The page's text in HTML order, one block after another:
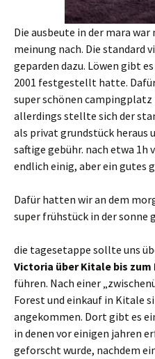
Die ausbeute in der mara
meinung nach. Die standard
geparden dazu. Löwen gibt
2001 festgestellt hatte.
super schönen
allerdings stellte sich der
als privat grundstück heraus
saftige gebühr. nach etwa 1h
endlich einig, aber ein gutes
Dafür hatten wir an dem
super frühstück in der sonne
die tagesetappe sollte uns
Victoria über Kitale bis
führen. Nach einer
Forest und einkauf in Kitale
angekommen. Dort gibt es
in denen vor einigen jahren
geforscht wurde, nachdem